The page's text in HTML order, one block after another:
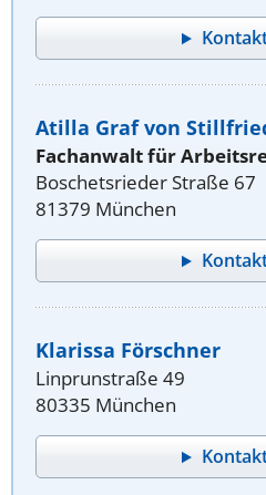
Atilla Graf von
Fachanwalt für
Boschetsrieder Straße 67
81379 München
Klarissa Förschner
Linprunstraße 49
80335 München